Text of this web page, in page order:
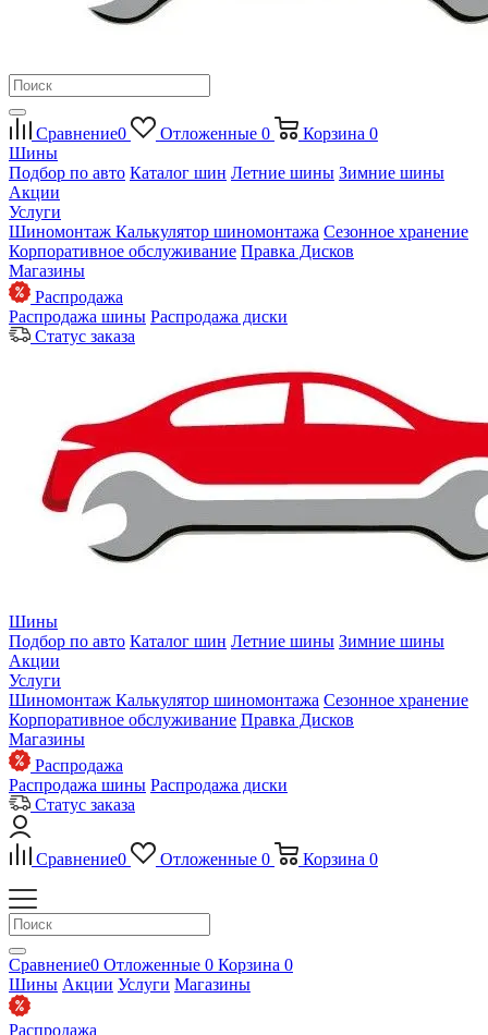
Сравнение0 Отложенные 0 Корзина 0
Шины
Подбор по авто Каталог шин Летние шины Зимние шины
Акции
Услуги
Шиномонтаж Калькулятор шиномонтажа Сезонное хранение
Корпоративное обслуживание Правка Дисков
Магазины
Распродажа
Распродажа шины Распродажа диски
Статус заказа
Шины
Подбор по авто Каталог шин Летние шины Зимние шины
Акции
Услуги
Шиномонтаж Калькулятор шиномонтажа Сезонное хранение
Корпоративное обслуживание Правка Дисков
Магазины
Распродажа
Распродажа шины Распродажа диски
Статус заказа
Сравнение0 Отложенные 0 Корзина 0
Сравнение0 Отложенные 0 Корзина 0
Шины Акции Услуги Магазины
Распродажа